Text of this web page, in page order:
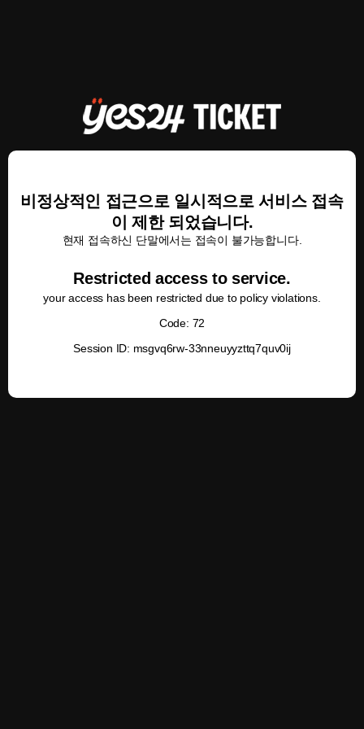
비정상적인 접근으로 일시적으로 서비스 접속
이 제한 되었습니다.
현재 접속하신 단말에서는 접속이 불가능합니다.
Restricted access to service.
your access has been restricted due to policy violations.
Code: 72
Session ID: msgvq6rw-33nneuyyzttq7quv0ij